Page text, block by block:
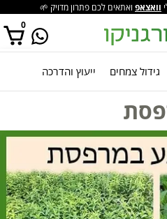
וואצאפ ואתאים לכם פתרון מדויק 🌱
0
אין מוצרים בסל הקניות.גידול צמחים ייעוץ והדרכה